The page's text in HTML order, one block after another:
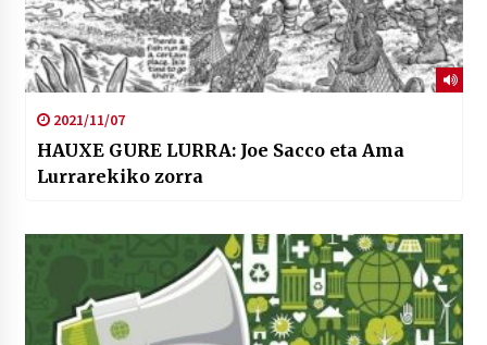
2021/11/07
HAUXE GURE LURRA: Joe Sacco eta Ama
Lurrarekiko zorra